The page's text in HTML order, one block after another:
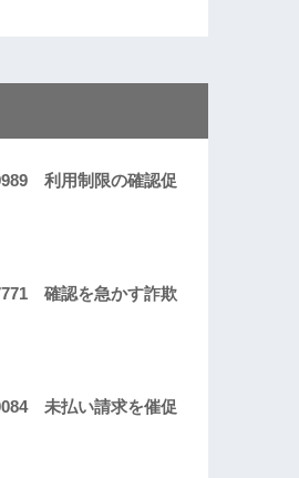
利用制限の確認促
確認を急かす詐欺
未払い請求を催促